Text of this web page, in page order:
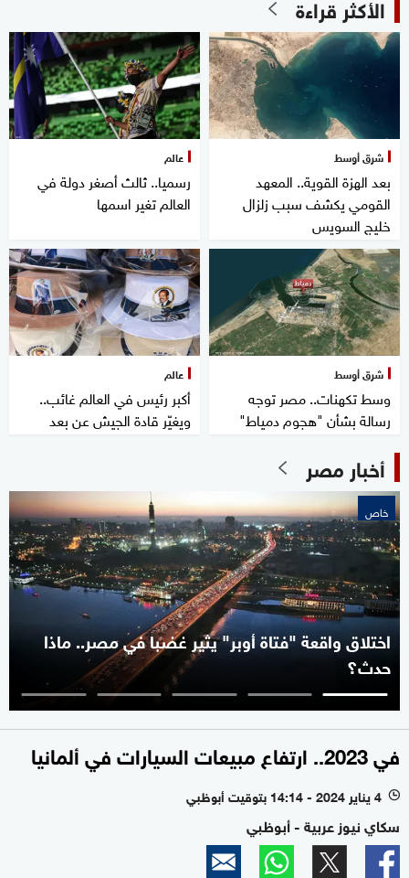
الأكثر قراءة
شرق أوسط
بعد الهزة القوية.. المعهد
القومي يكشف سبب زلزال
خليج السويس
عالم
رسميا.. ثالث أصغر دولة في
العالم تغير اسمها
شرق أوسط
وسط تكهنات.. مصر توجه
رسالة بشأن "هجوم دمياط"
عالم
أكبر رئيس في العالم غائب..
ويغيّر قادة الجيش عن بعد
أخبار مصر
خاص
اختلاق واقعة "فتاة أوبر" يثير غضبا في مصر.. ماذا
حدث؟
في 2023.. ارتفاع مبيعات السيارات في ألمانيا
l 4 يناير 2024 - 14:14 بتوقيت أبوظبي
سكاي نيوز عربية - أبوظبي